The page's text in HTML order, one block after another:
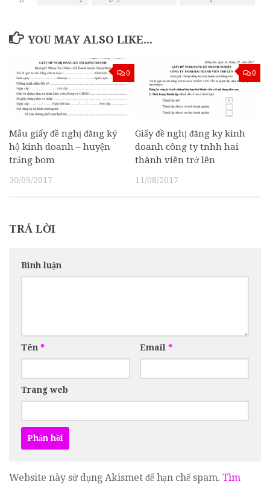
YOU MAY ALSO LIKE...
0
Mẫu giấy đề nghị đăng ký
hộ kinh doanh – huyện
trảng bom
30/09/2017
0
Giấy đề nghị đăng ky kinh
doanh công ty tnhh hai
thành viên trở lên
11/08/2017
TRẢ LỜI
Bình luận
Tên * Email *
Trang web
Website này sử dụng Akismet để hạn chế spam. Tìm